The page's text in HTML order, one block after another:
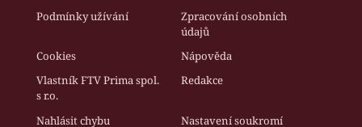
Podmínky užívání
Zpracování osobních
údajů
Cookies
Nápověda
Vlastník FTV Prima spol.
s r.o.
Redakce
Nahlásit chybu Nastavení soukromí